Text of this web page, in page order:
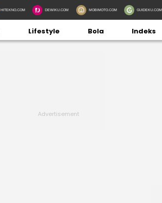
HITEKNO.COM DEWIKU.COM MOBIMOTO.COM GUIDEKU.COM
Lifestyle Bola Indeks